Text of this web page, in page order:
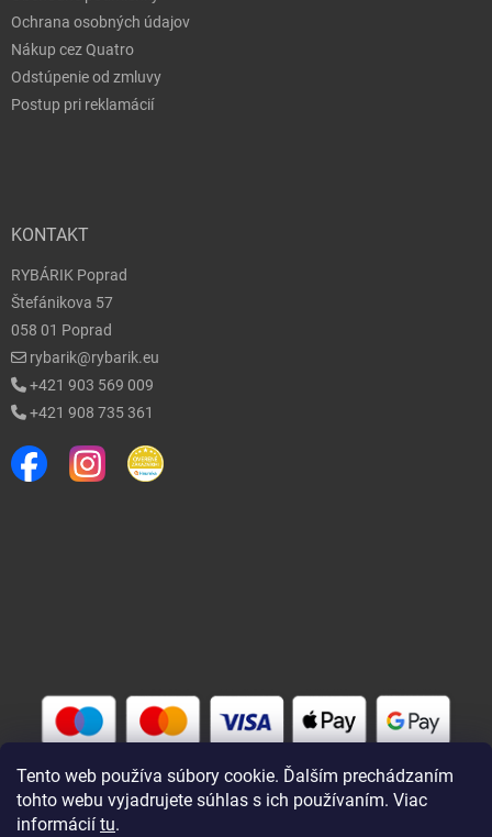
Tento web používa súbory cookie. Ďalším prechádzaním
tohto webu vyjadrujete súhlas s ich používaním. Viac
informácií tu.
Ochrana osobných údajov
Nákup cez Quatro
Odstúpenie od zmluvy
Postup pri reklamácií
KONTAKT
RYBÁRIK Poprad
Štefánikova 57
058 01 Poprad
rybarik@rybarik.eu
+421 903 569 009
+421 908 735 361